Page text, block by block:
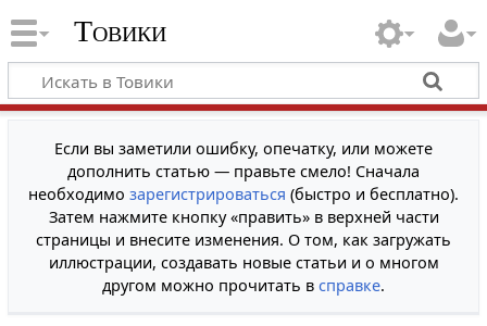
Товики
Если вы заметили ошибку, опечатку, или можете
дополнить статью — правьте смело! Сначала
необходимо зарегистрироваться (быстро и бесплатно).
Затем нажмите кнопку «править» в верхней части
страницы и внесите изменения. О том, как загружать
иллюстрации, создавать новые статьи и о многом
другом можно прочитать в справке.